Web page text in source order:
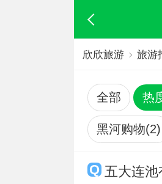
欣欣旅游 旅游
全部 热
黑河购物(2)
五大连池